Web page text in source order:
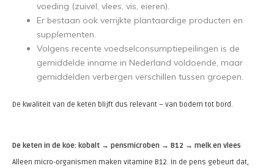
voeding (zuivel, vlees, vis, eieren).
Er bestaan ook verrijkte plantaardige producten en
supplementen.
Volgens recente voedselconsumptiepeilingen is de
gemiddelde inname in Nederland voldoende, maar
gemiddelden verbergen verschillen tussen groepen.
De kwaliteit van de keten blijft dus relevant – van bodem tot bord.
De keten in de koe: kobalt → pensmicroben → B12 → melk en vlees
Alleen micro-organismen maken vitamine B12. In de pens gebeurt dat,